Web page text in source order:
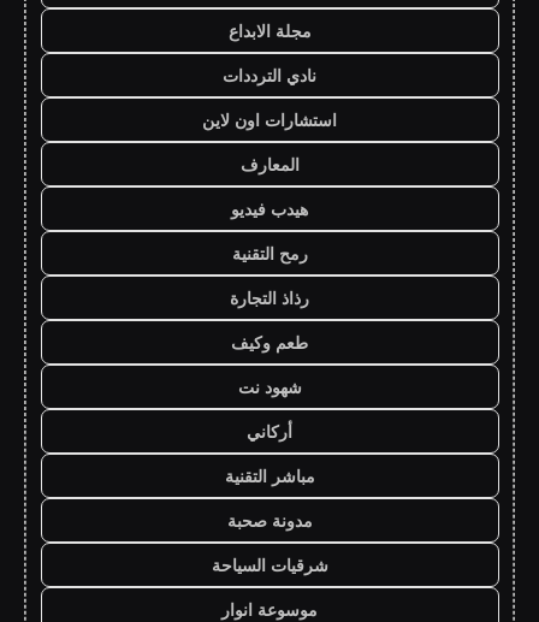
مجلة الابداع
نادي الترددات
استشارات اون لاين
المعارف
هيدب فيديو
رمح التقنية
رذاذ التجارة
طعم وكيف
شهود نت
أركاني
مباشر التقنية
مدونة صحبة
شرقيات السياحة
موسوعة انوار